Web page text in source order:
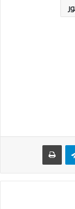
تيلقرام طباعة